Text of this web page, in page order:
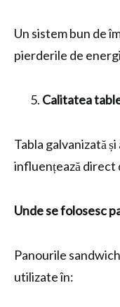
Un sistem bun de
pierderile de
Calitatea
Tabla galvanizată
influențează direct
Unde se folosesc
Panourile
utilizate în: